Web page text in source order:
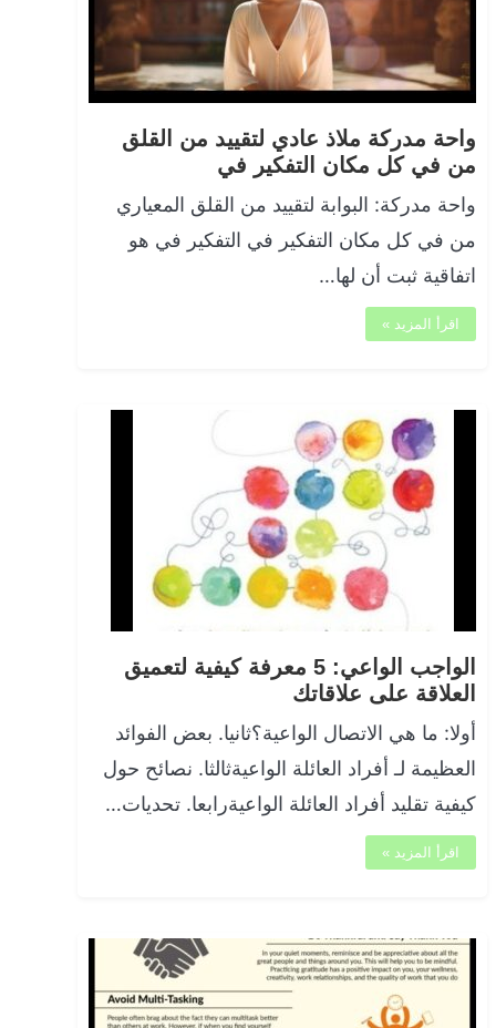
واحة مدركة ملاذ عادي لتقييد من القلق
من في كل مكان التفكير في
واحة مدركة: البوابة لتقييد من القلق المعياري
من في كل مكان التفكير في التفكير في هو
اتفاقية ثبت أن لها…
اقرأ المزيد »
الواجب الواعي: 5 معرفة كيفية لتعميق
العلاقة على علاقاتك
أولا: ما هي الاتصال الواعية؟ثانيا. بعض الفوائد
العظيمة لـ أفراد العائلة الواعيةثالثا. نصائح حول
كيفية تقليد أفراد العائلة الواعيةرابعا. تحديات…
اقرأ المزيد »